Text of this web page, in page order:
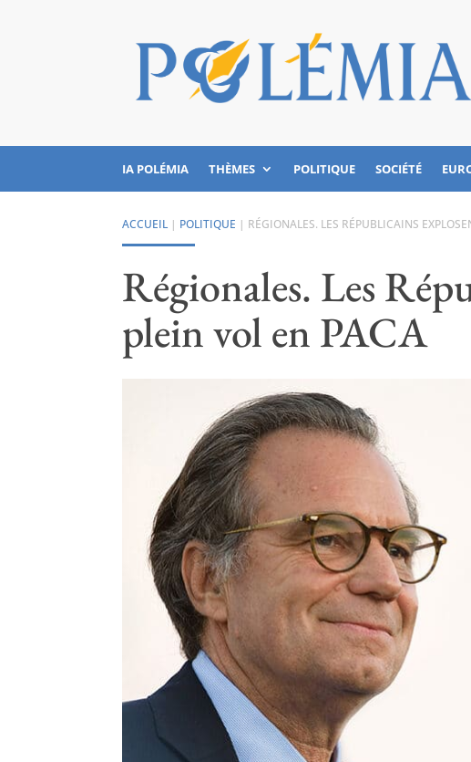
IA POLÉMIA THÈMES POLITIQUE SOCIÉTÉ
ACCUEIL | POLITIQUE | RÉGIONALES. LES RÉPUBLICAINS
Régionales. Les
plein vol en PACA